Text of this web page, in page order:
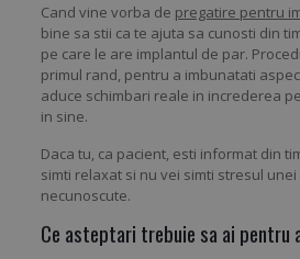
Cand vine vorba de pregatire pentru
bine sa stii ca te ajuta sa cunosti din
pe care le are implantul de par.
primul rand, pentru a imbunatati
aduce schimbari reale in increderea
in sine.
Daca tu, ca pacient, esti informat din
simti relaxat si nu vei simti stresul
necunoscute.
Ce asteptari trebuie sa ai pentru